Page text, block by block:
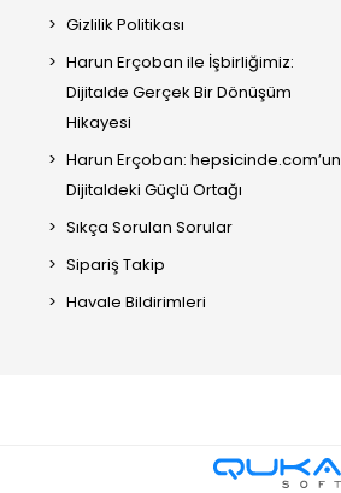
Gizlilik Politikası
Harun Erçoban ile İşbirliğimiz:
Dijitalde Gerçek Bir Dönüşüm
Hikayesi
Harun Erçoban: hepsicinde.com’un
Dijitaldeki Güçlü Ortağı
Sıkça Sorulan Sorular
Sipariş Takip
Havale Bildirimleri